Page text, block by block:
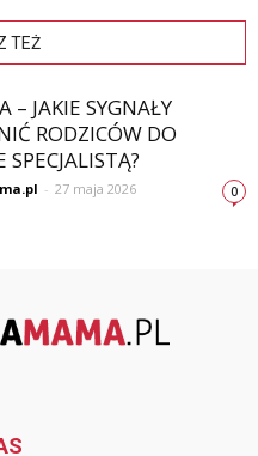
TEŻ
– JAKIE SYGNAŁY
RODZICÓW DO
SPECJALISTĄ?
- 27 maja 2026 0